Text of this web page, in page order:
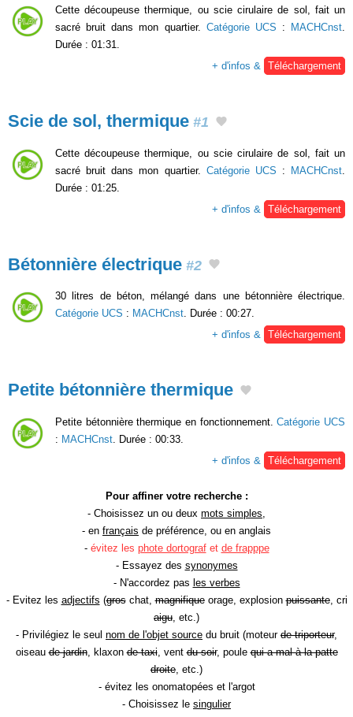
Cette découpeuse thermique, ou scie cirulaire de sol, fait un
sacré bruit dans mon quartier. Catégorie UCS : MACHCnst
Durée : 01:31.
+ d'infos &
Téléchargement
Scie de sol, thermique #1
Cette découpeuse thermique, ou scie cirulaire de sol, fait un
sacré bruit dans mon quartier. Catégorie UCS : MACHCnst
Durée : 01:25.
+ d'infos &
Téléchargement
Bétonnière électrique #2
30 litres de béton, mélangé dans une bétonnière électrique.
Catégorie UCS : MACHCnst. Durée : 00:27.
+ d'infos & Téléchargement
Petite bétonnière thermique
Petite bétonnière thermique en fonctionnement.Catégorie UCS
: MACHCnst . Durée : 00:33.
+ d'infos &
Téléchargement
Pour affiner votre recherche :
- Choisissez un ou deux mots simples
- en français de préférence, ou en anglais
- évitez les phote dortografet de frapppe
- Essayez des synonymes
- N'accordez pas les verbes
- Evitez les adjectifs (groschat,magnifiqueorage, explosionpuissante, cri
aigu , etc.)
- Privilégiez le seul nom de l'objet source du bruit (moteur de triporteur,
oiseaude jardin, klaxonde taxi, ventdu soir, poulequi a mal à la patte
droite , etc.)
- évitez les onomatopées et l'argot
- Choisissez le singulier